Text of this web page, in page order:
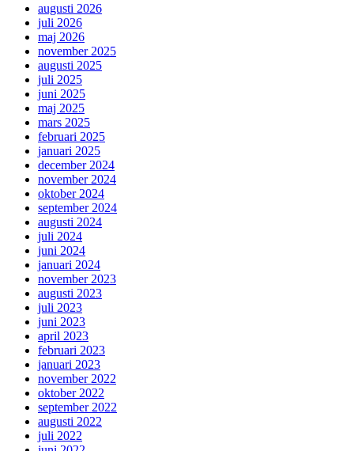
augusti 2026
juli 2026
maj 2026
november 2025
augusti 2025
juli 2025
juni 2025
maj 2025
mars 2025
februari 2025
januari 2025
december 2024
november 2024
oktober 2024
september 2024
augusti 2024
juli 2024
juni 2024
januari 2024
november 2023
augusti 2023
juli 2023
juni 2023
april 2023
februari 2023
januari 2023
november 2022
oktober 2022
september 2022
augusti 2022
juli 2022